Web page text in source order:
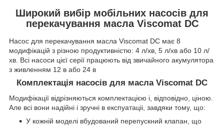
Широкий вибір мобільних насосів для
перекачування масла Viscomat DC
Насос для перекачування масла Viscomat DC має 8
модифікацій з різною продуктивністю: 4 л/хв, 5 л/хв або 10 л/
хв. Всі насоси цієї серії працюють від звичайного акумулятора
з живленням 12 в або 24 в
Комплектація насосів для масла Viscomat DC
Модифікації відрізняються комплектацією і, відповідно, ціною.
Але всі вони надійні і зручні в експуатаціі, завдяки тому, що:
У кожній моделі вбудований перепускний клапан, що